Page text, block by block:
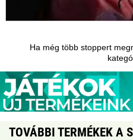
Ha még több stoppert
TOVÁBBI TERMÉKEK A